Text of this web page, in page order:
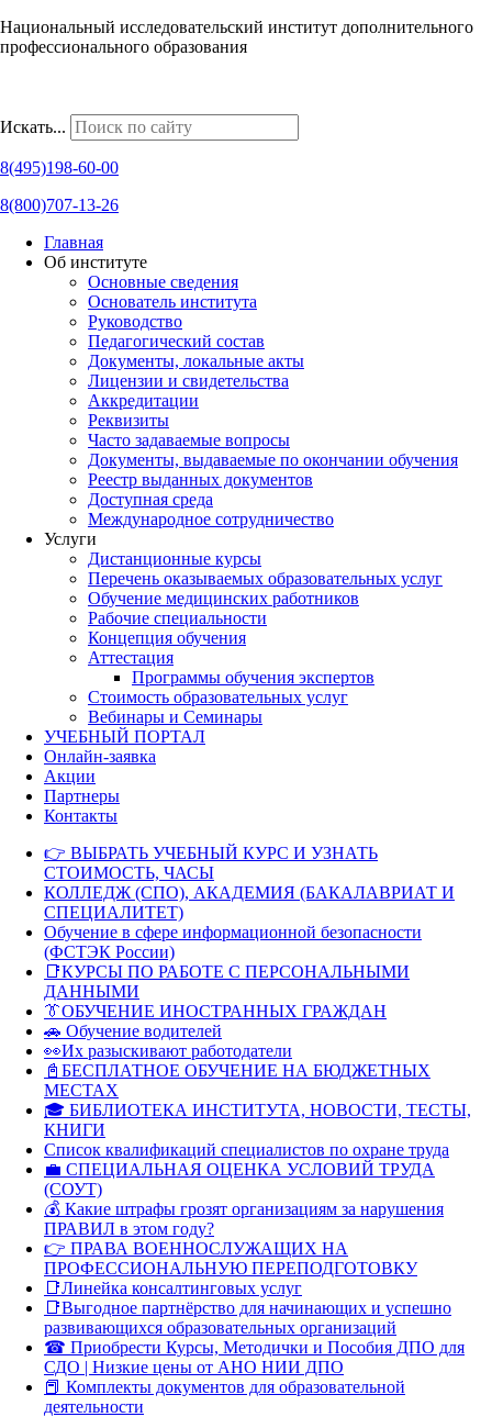
Национальный исследовательский институт дополнительного
профессионального образования
Искать...
8(495)198-60-00
8(800)707-13-26
Главная
Об институте
Основные сведения
Основатель института
Руководство
Педагогический состав
Документы, локальные акты
Лицензии и свидетельства
Аккредитации
Реквизиты
Часто задаваемые вопросы
Документы, выдаваемые по окончании обучения
Реестр выданных документов
Доступная среда
Международное сотрудничество
Услуги
Дистанционные курсы
Перечень оказываемых образовательных услуг
Обучение медицинских работников
Рабочие специальности
Концепция обучения
Аттестация
Программы обучения экспертов
Стоимость образовательных услуг
Вебинары и Семинары
УЧЕБНЫЙ ПОРТАЛ
Онлайн-заявка
Акции
Партнеры
Контакты
👉 ВЫБРАТЬ УЧЕБНЫЙ КУРС И УЗНАТЬ
СТОИМОСТЬ, ЧАСЫ
КОЛЛЕДЖ (СПО), АКАДЕМИЯ (БАКАЛАВРИАТ И
СПЕЦИАЛИТЕТ)
Обучение в сфере информационной безопасности
(ФСТЭК России)
📑КУРСЫ ПО РАБОТЕ С ПЕРСОНАЛЬНЫМИ
ДАННЫМИ
👔ОБУЧЕНИЕ ИНОСТРАННЫХ ГРАЖДАН
🚗 Обучение водителей
👀Их разыскивают работодатели
📓БЕСПЛАТНОЕ ОБУЧЕНИЕ НА БЮДЖЕТНЫХ
МЕСТАХ
🎓 БИБЛИОТЕКА ИНСТИТУТА, НОВОСТИ, ТЕСТЫ,
КНИГИ
Список квалификаций специалистов по охране труда
💼 СПЕЦИАЛЬНАЯ ОЦЕНКА УСЛОВИЙ ТРУДА
(СОУТ)
💰 Какие штрафы грозят организациям за нарушения
ПРАВИЛ в этом году?
👉 ПРАВА ВОЕННОСЛУЖАЩИХ НА
ПРОФЕССИОНАЛЬНУЮ ПЕРЕПОДГОТОВКУ
📑Линейка консалтинговых услуг
📑Выгодное партнёрство для начинающих и успешно
развивающихся образовательных организаций
☎ Приобрести Курсы, Методички и Пособия ДПО для
СДО | Низкие цены от АНО НИИ ДПО
📕 Комплекты документов для образовательной
деятельности